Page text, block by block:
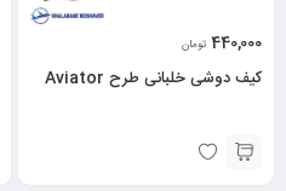
440,000 تومان
کیف دوشی خلبانی طرح Aviator